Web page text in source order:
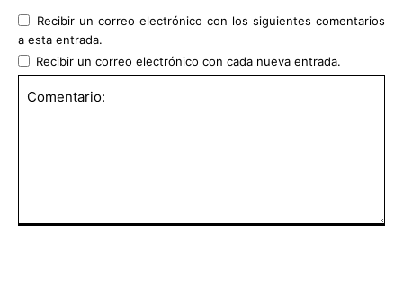
Recibir un correo electrónico con los siguientes comentarios
a esta entrada.
Recibir un correo electrónico con cada nueva entrada.